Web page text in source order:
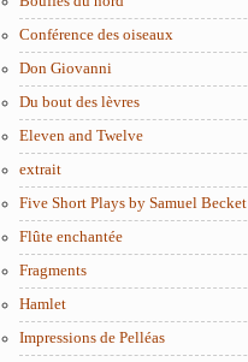
Conférence des oiseaux
Don Giovanni
Du bout des lèvres
Eleven and Twelve
extrait
Five Short Plays by Samuel Becket
Flûte enchantée
Fragments
Hamlet
Impressions de Pelléas